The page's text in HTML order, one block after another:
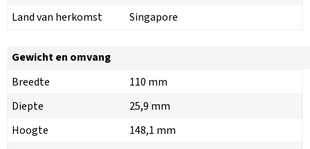
Land van herkomst
Singapore
Gewicht en omvang
Breedte
110 mm
Diepte
25,9 mm
Hoogte
148,1 mm